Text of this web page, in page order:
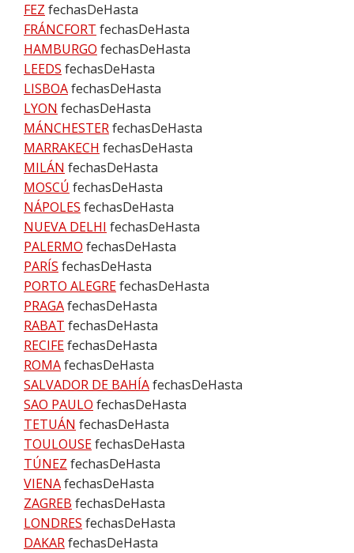
FEZ fechasDeHasta
FRÁNCFORT fechasDeHasta
HAMBURGO fechasDeHasta
LEEDS fechasDeHasta
LISBOAfechasDeHasta
LYON fechasDeHasta
MÁNCHESTERfechasDeHasta
MARRAKECH fechasDeHasta
MILÁN fechasDeHasta
MOSCÚ fechasDeHasta
NÁPOLES fechasDeHasta
NUEVA DELHI fechasDeHasta
PALERMO fechasDeHasta
PARÍS fechasDeHasta
PORTO ALEGREfechasDeHasta
PRAGAfechasDeHasta
RABAT fechasDeHasta
RECIFEfechasDeHasta
ROMAfechasDeHasta
SALVADOR DE BAHÍAfechasDeHasta
SAO PAULO fechasDeHasta
TETUÁN fechasDeHasta
TOULOUSEfechasDeHasta
TÚNEZ fechasDeHasta
VIENAfechasDeHasta
ZAGREB fechasDeHasta
LONDRES fechasDeHasta
DAKARfechasDeHasta